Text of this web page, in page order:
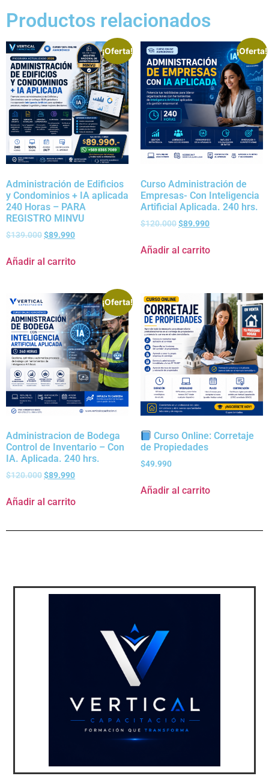
Productos relacionados
¡Oferta!
Administración de Edificios
y Condominios + IA aplicada
240 Horas – PARA
REGISTRO MINVU
$139.000$89.990
Añadir al carrito
¡Oferta!
Curso Administración de
Empresas- Con Inteligencia
Artificial Aplicada. 240 hrs.
$120.000$89.990
Añadir al carrito
¡Oferta!
Administracion de Bodega
Control de Inventario – Con
IA. Aplicada. 240 hrs.
$120.000$89.990
Añadir al carrito
Curso Online: Corretaje
de Propiedades
$49.990
Añadir al carrito